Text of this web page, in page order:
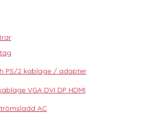
PS/2 kablage / adapter
VGA DVI DP HDMI
AC